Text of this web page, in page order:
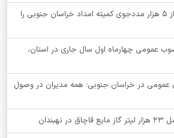
«کیمیاگران»، بینایی بیش از ۵ هزار مددجوی کمیته امداد خراسان جنوبی را
عمومی چهارماه اول سال جاری در استان،
عمومی در خراسان جنوبی؛ همه مدیران در وصول